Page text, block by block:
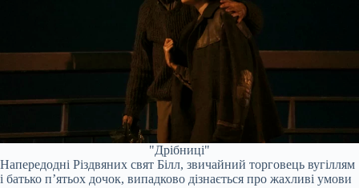
"Дрібниці"
Напередодні Різдвяних свят Білл, звичайний торговець вугіллям
і батько п’ятьох дочок, випадково дізнається про жахливі умови